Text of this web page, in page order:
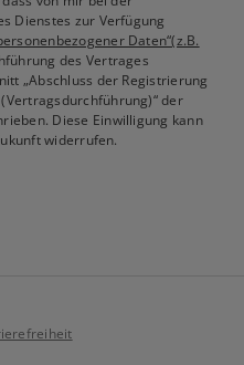
Dienstes zur Verfügung
Daten“(z.B.
des Vertrages
„Abschluss der Registrierung
der
Diese Einwilligung kann
widerrufen.